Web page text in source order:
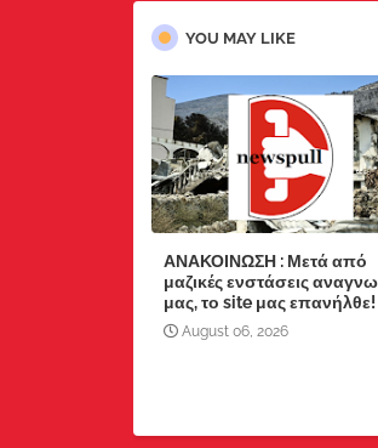
YOU MAY LIKE
ΑΝΑΚΟΙΝΩΣΗ : Μετά από
μαζικές ενστάσεις
μας, το site μας επανήλθε!
August 06, 2026